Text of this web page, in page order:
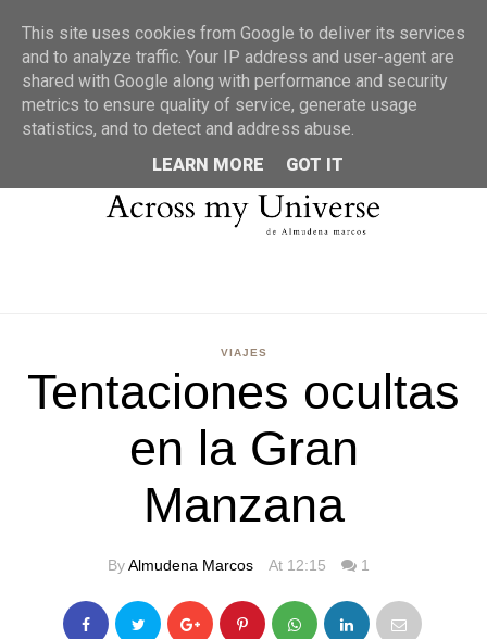
MENU
VIAJES
Tentaciones ocultas
en la Gran
Manzana
ByAlmudena Marcos At 12:15 1
This site uses cookies from Google to deliver its services
and to analyze traffic. Your IP address and user-agent are
shared with Google along with performance and security
metrics to ensure quality of service, generate usage
statistics, and to detect and address abuse.
LEARN MORE
GOT IT